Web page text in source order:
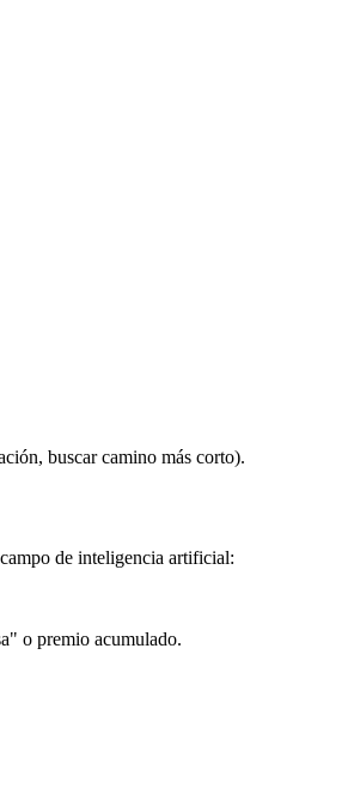
buscar camino más corto).
de inteligencia artificial:
o premio acumulado.